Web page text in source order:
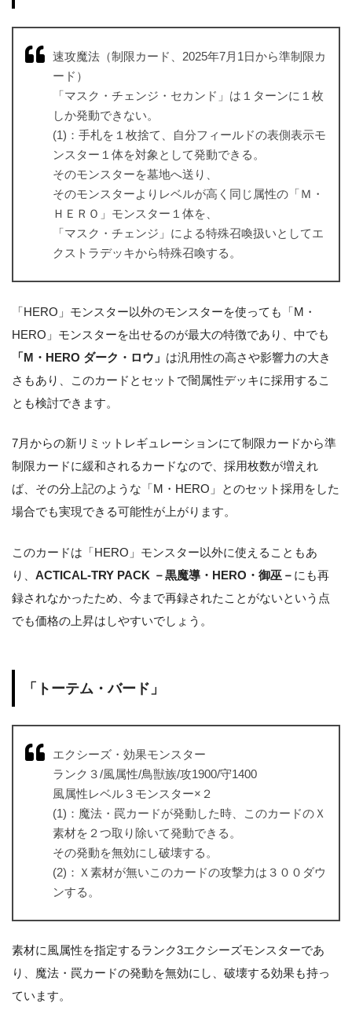
速攻魔法（制限カード、2025年7月1日から準制限カ
ード）
「マスク・チェンジ・セカンド」は１ターンに１枚
しか発動できない。
(1)：手札を１枚捨て、自分フィールドの表側表示モ
ンスター１体を対象として発動できる。
そのモンスターを墓地へ送り、
そのモンスターよりレベルが高く同じ属性の「Ｍ・
ＨＥＲＯ」モンスター１体を、
「マスク・チェンジ」による特殊召喚扱いとしてエ
クストラデッキから特殊召喚する。
「HERO」モンスター以外のモンスターを使っても「M・
HERO」モンスターを出せるのが最大の特徴であり、中でも
「M・HERO ダーク・ロウ」 は汎用性の高さや影響力の大き
さもあり、このカードとセットで闇属性デッキに採用するこ
とも検討できます。
7月からの新リミットレギュレーションにて制限カードから準
制限カードに緩和されるカードなので、採用枚数が増えれ
ば、その分上記のような「M・HERO」とのセット採用をした
場合でも実現できる可能性が上がります。
このカードは「HERO」モンスター以外に使えることもあ
り、 ACTICAL-TRY PACK －黒魔導・HERO・御巫－ にも再
録されなかったため、今まで再録されたことがないという点
でも価格の上昇はしやすいでしょう。
「トーテム・バード」
エクシーズ・効果モンスター
ランク３/風属性/鳥獣族/攻1900/守1400
風属性レベル３モンスター×２
(1)：魔法・罠カードが発動した時、このカードのＸ
素材を２つ取り除いて発動できる。
その発動を無効にし破壊する。
(2)：Ｘ素材が無いこのカードの攻撃力は３００ダウ
ンする。
素材に風属性を指定するランク3エクシーズモンスターであ
り、魔法・罠カードの発動を無効にし、破壊する効果も持っ
ています。